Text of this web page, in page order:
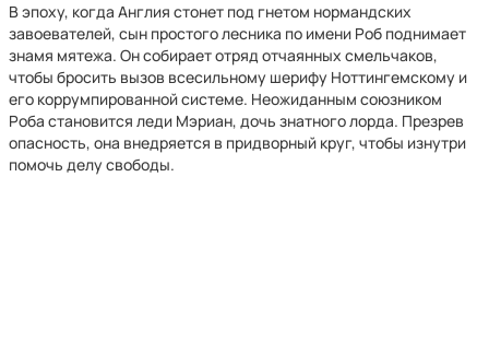
В эпоху, когда Англия стонет под гнетом нормандских
завоевателей, сын простого лесника по имени Роб поднимает
знамя мятежа. Он собирает отряд отчаянных смельчаков,
чтобы бросить вызов всесильному шерифу Ноттингемскому и
его коррумпированной системе. Неожиданным союзником
Роба становится леди Мэриан, дочь знатного лорда. Презрев
опасность, она внедряется в придворный круг, чтобы изнутри
помочь делу свободы.